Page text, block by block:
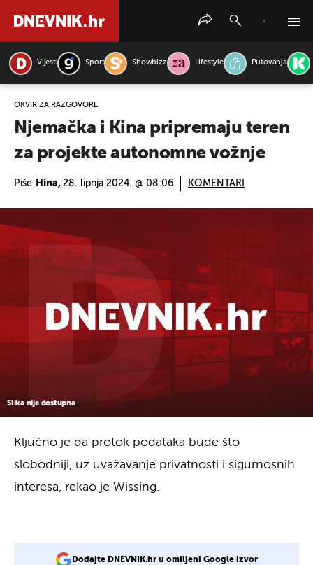
Vijesti Sport Showbizz Lifestyle Putovanja
OKVIR ZA RAZGOVORE
Njemačka i Kina pripremaju teren
za projekte autonomne vožnje
Piše Hina, 28. lipnja 2024. @ 08:06 KOMENTARI
Slika nije dostupna
Ključno je da protok podataka bude što
slobodniji, uz uvažavanje privatnosti i sigurnosnih
interesa, rekao je Wissing.
Dodajte DNEVNIK.hr u omiljeni Google izvor
PRETRAŽITE VIJESTI